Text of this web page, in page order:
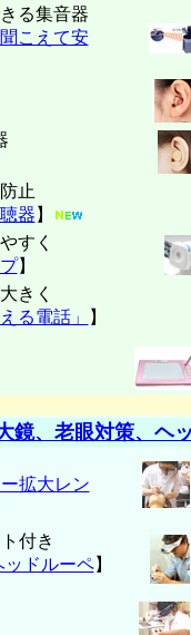
る集音器
こえて安
止
器 】
すく
】
きく
る電話」 】
鏡、老眼対策、ヘ
拡大レン
付き
ッドルーペ】